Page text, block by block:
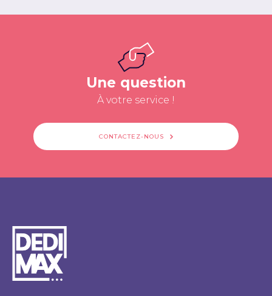
Une question
À votre service !
CONTACTEZ-NOUS